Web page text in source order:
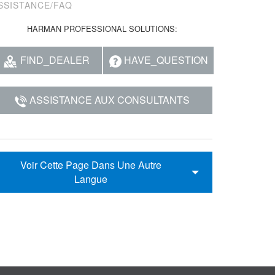
FAQ
HARMAN PROFESSIONAL SOLUTIONS:
FIND_DEALER HAVE_QUESTION
ASSISTANCE AUX CONSULTANTS
Voir Cette Page Dans Une Autre
Langue